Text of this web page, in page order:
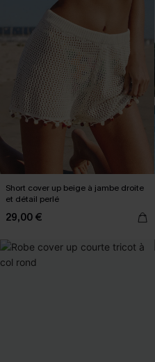
Short cover up beige à jambe droite
et détail perlé
29,00 €